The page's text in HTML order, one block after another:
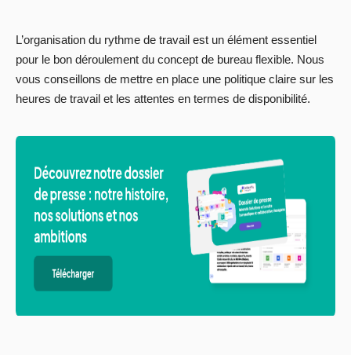
L’organisation du rythme de travail est un élément essentiel
pour le bon déroulement du concept de bureau flexible. Nous
vous conseillons de mettre en place une politique claire sur les
heures de travail et les attentes en termes de disponibilité.